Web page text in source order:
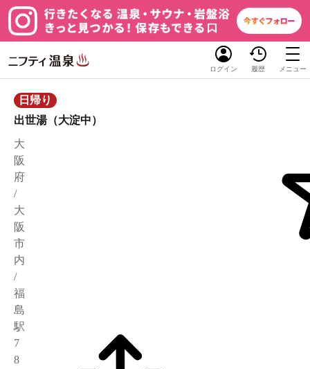
ログイン 履歴 メニュー
日帰り
出世湯（大淀中）
大
阪
府
/
大
阪
市
内
/
福
島
駅
7
8